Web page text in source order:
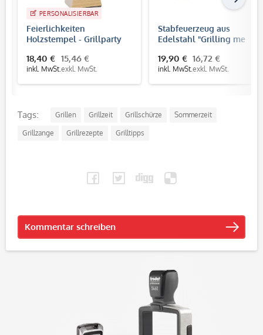
PERSONALISIERBAR
Feierlichkeiten
Holzstempel - Grillparty
18,40 €
inkl. MwSt.
15,46 €
exkl. MwSt.
Stabfeuerzeug aus
Edelstahl "Grilling me
19,90 €
inkl. MwSt.
16,72 €
exkl. MwSt.
Tags: Grillen Grillzeit Grillschürze Sommerzeit
Grillzange Grillrezepte Grilltipps
Kommentar schreiben